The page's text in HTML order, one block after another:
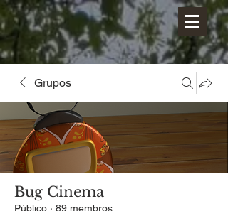
Grupos
Bug Cinema
Público · 89 membros